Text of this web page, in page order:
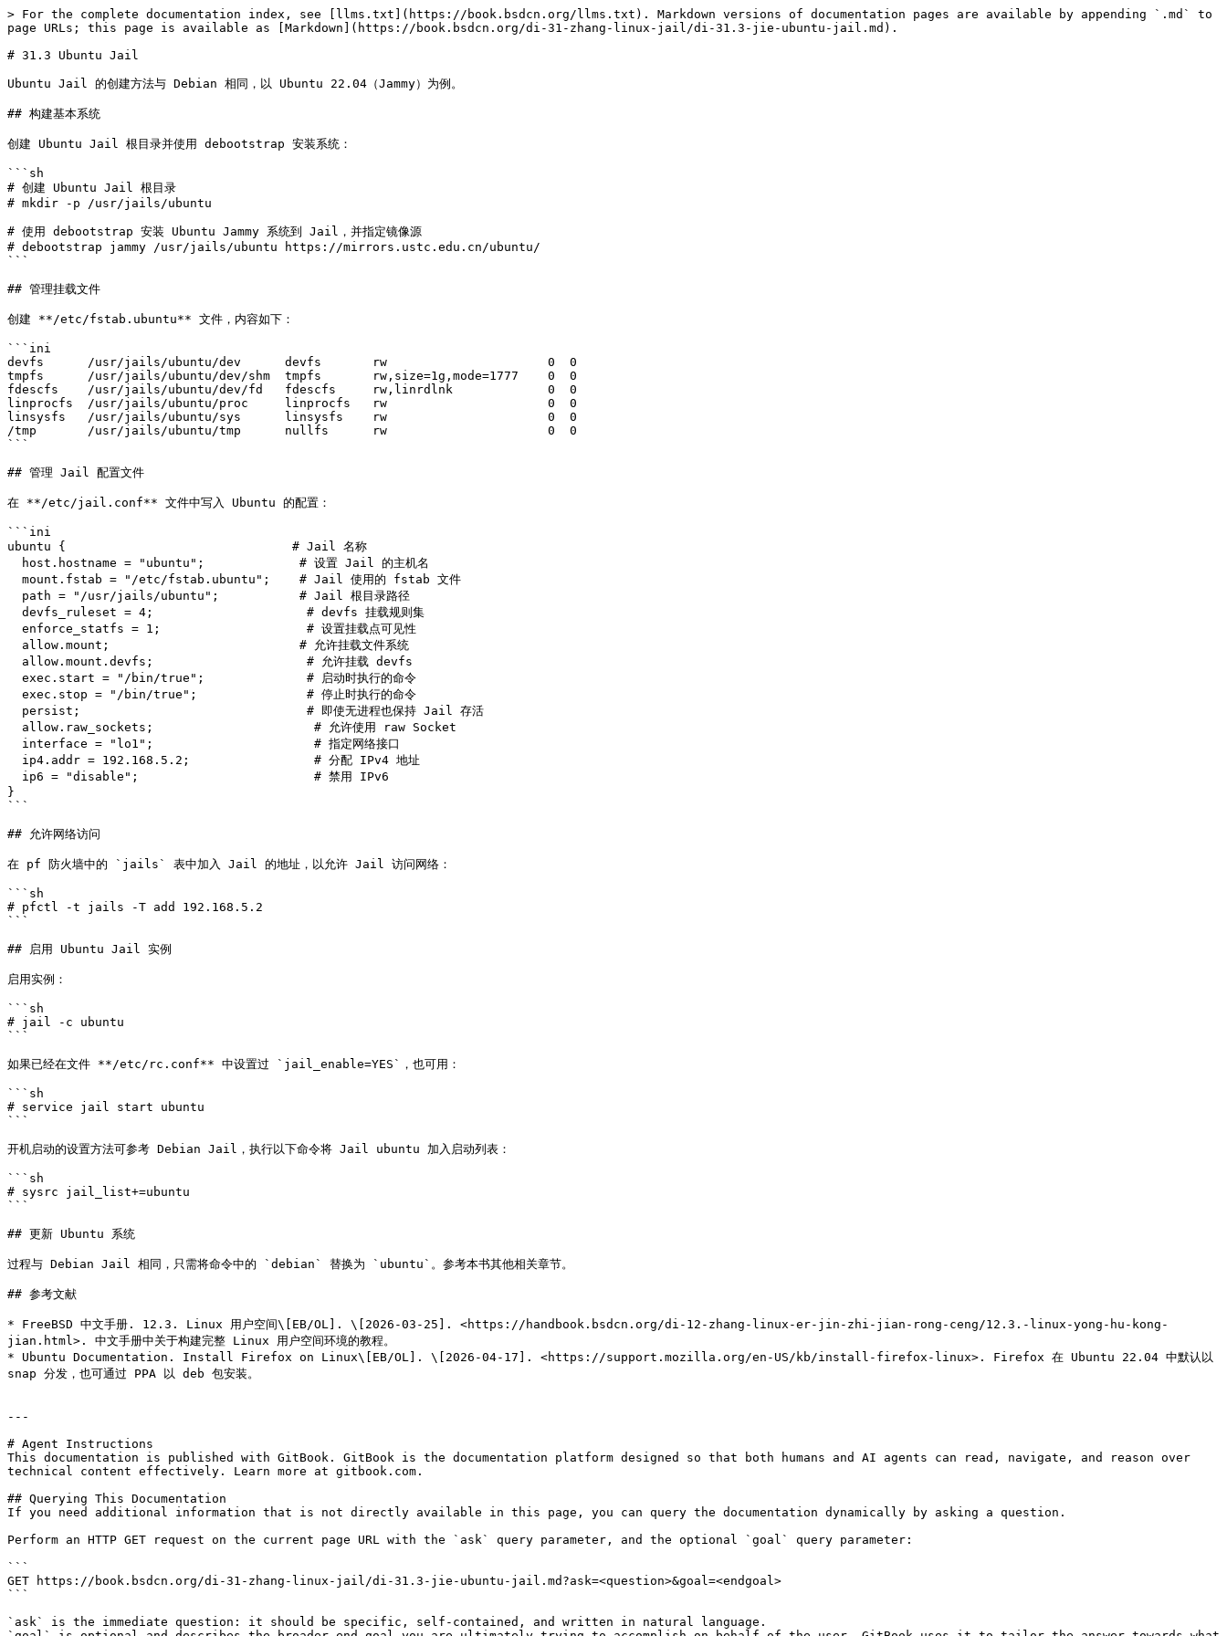
> For the complete documentation index, see [llms.txt](https://book.bsdcn.org/llms.txt). Markdown versions of documentation pages are available by appending `.md` to
page URLs; this page is available as [Markdown](https://book.bsdcn.org/di-31-zhang-linux-jail/di-31.3-jie-ubuntu-jail.md).
# 31.3 Ubuntu Jail
Ubuntu Jail 的创建方法与 Debian 相同，以 Ubuntu 22.04（Jammy）为例。
## 构建基本系统
创建 Ubuntu Jail 根目录并使用 debootstrap 安装系统：
```sh
# 创建 Ubuntu Jail 根目录
# mkdir -p /usr/jails/ubuntu
# 使用 debootstrap 安装 Ubuntu Jammy 系统到 Jail，并指定镜像源
# debootstrap jammy /usr/jails/ubuntu https://mirrors.ustc.edu.cn/ubuntu/
```
## 管理挂载文件
创建 **/etc/fstab.ubuntu** 文件，内容如下：
```ini
devfs      /usr/jails/ubuntu/dev      devfs       rw                      0  0
tmpfs      /usr/jails/ubuntu/dev/shm  tmpfs       rw,size=1g,mode=1777    0  0
fdescfs    /usr/jails/ubuntu/dev/fd   fdescfs     rw,linrdlnk             0  0
linprocfs  /usr/jails/ubuntu/proc     linprocfs   rw                      0  0
linsysfs   /usr/jails/ubuntu/sys      linsysfs    rw                      0  0
/tmp       /usr/jails/ubuntu/tmp      nullfs      rw                      0  0
```
## 管理 Jail 配置文件
在 **/etc/jail.conf** 文件中写入 Ubuntu 的配置：
```ini
ubuntu {                               # Jail 名称
}
```
## 允许网络访问
在 pf 防火墙中的 `jails` 表中加入 Jail 的地址，以允许 Jail 访问网络：
```sh
# pfctl -t jails -T add 192.168.5.2
```
## 启用 Ubuntu Jail 实例
启用实例：
```sh
# jail -c ubuntu
```
如果已经在文件 **/etc/rc.conf** 中设置过 `jail_enable=YES`，也可用：
```sh
# service jail start ubuntu
```
开机启动的设置方法可参考 Debian Jail，执行以下命令将 Jail ubuntu 加入启动列表：
```sh
# sysrc jail_list+=ubuntu
```
## 更新 Ubuntu 系统
过程与 Debian Jail 相同，只需将命令中的 `debian` 替换为 `ubuntu`。参考本书其他相关章节。
## 参考文献
* FreeBSD 中文手册. 12.3. Linux 用户空间\[EB/OL]. \[2026-03-25]. <https://handbook.bsdcn.org/di-12-zhang-linux-er-jin-zhi-jian-rong-ceng/12.3.-linux-yong-hu-kong-
jian.html>. 中文手册中关于构建完整 Linux 用户空间环境的教程。
* Ubuntu Documentation. Install Firefox on Linux\[EB/OL]. \[2026-04-17]. <https://support.mozilla.org/en-US/kb/install-firefox-linux>. Firefox 在 Ubuntu 22.04 中默认以
snap 分发，也可通过 PPA 以 deb 包安装。
---
# Agent Instructions
This documentation is published with GitBook. GitBook is the documentation platform designed so that both humans and AI agents can read, navigate, and reason over
technical content effectively. Learn more at gitbook.com.
## Querying This Documentation
If you need additional information that is not directly available in this page, you can query the documentation dynamically by asking a question.
Perform an HTTP GET request on the current page URL with the `ask` query parameter, and the optional `goal` query parameter:
```
GET https://book.bsdcn.org/di-31-zhang-linux-jail/di-31.3-jie-ubuntu-jail.md?ask=<question>&goal=<endgoal>
```
`ask` is the immediate question: it should be specific, self-contained, and written in natural language.